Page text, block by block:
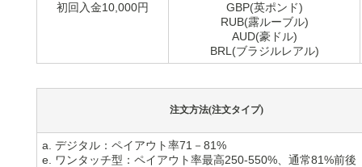
初回入金10,000円
GBP(英ポンド)
RUB(露ルーブル)
AUD(豪ドル)
BRL(ブラジルレアル)
注文方法(注文タイプ)
a. デジタル：ペイアウト率71－81%
e. ワンタッチ型：ペイアウト率最高250-550%、通常81%前後